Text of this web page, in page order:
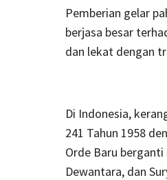
Pemberian gelar
berjasa besar
dan lekat dengan
Di Indonesia,
241 Tahun 1958
Orde Baru
Dewantara, dan